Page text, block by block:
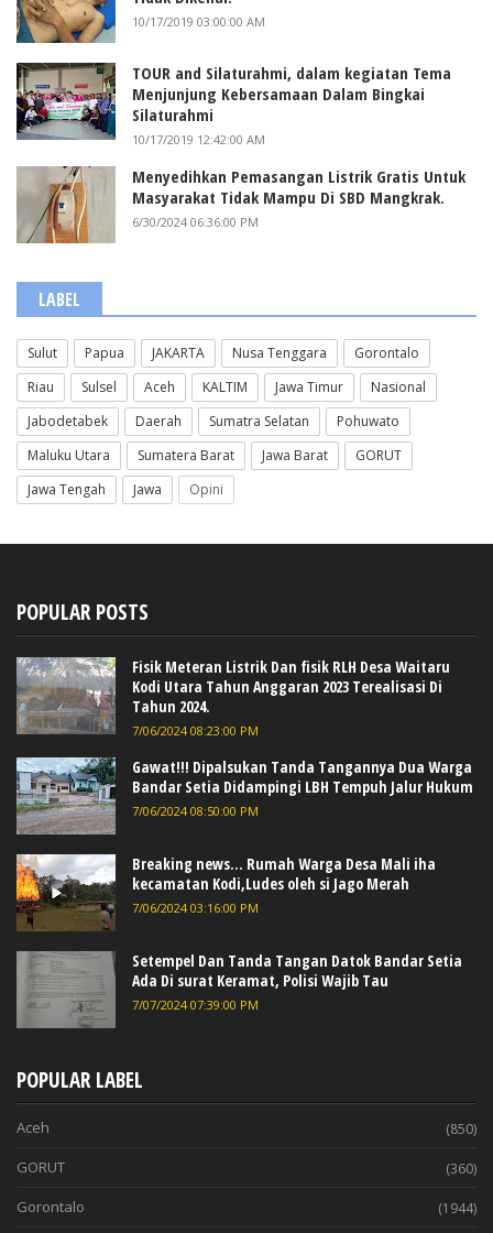
10/17/2019 03:00:00 AM
TOUR and Silaturahmi, dalam kegiatan Tema
Menjunjung Kebersamaan Dalam Bingkai
Silaturahmi
10/17/2019 12:42:00 AM
Menyedihkan Pemasangan Listrik Gratis Untuk
Masyarakat Tidak Mampu Di SBD Mangkrak.
6/30/2024 06:36:00 PM
LABEL
Sulut Papua JAKARTA Nusa Tenggara
Gorontalo
Riau
Sulsel Aceh KALTIM Jawa Timur
Nasional
Jabodetabek
Daerah Sumatra Selatan
Pohuwato
Maluku Utara
Sumatera Barat Jawa Barat
GORUT
Jawa Tengah
Jawa Opini
POPULAR POSTS
Fisik Meteran Listrik Dan fisik RLH Desa Waitaru
Kodi Utara Tahun Anggaran 2023 Terealisasi Di
Tahun 2024.
7/06/2024 08:23:00 PM
Gawat!!! Dipalsukan Tanda Tangannya Dua Warga
Bandar Setia Didampingi LBH Tempuh Jalur Hukum
7/06/2024 08:50:00 PM
Breaking news... Rumah Warga Desa Mali iha
kecamatan Kodi,Ludes oleh si Jago Merah
7/06/2024 03:16:00 PM
Setempel Dan Tanda Tangan Datok Bandar Setia
Ada Di surat Keramat, Polisi Wajib Tau
7/07/2024 07:39:00 PM
POPULAR LABEL
Aceh (850)
GORUT (360)
Gorontalo (1944)